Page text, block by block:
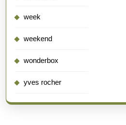
week
weekend
wonderbox
yves rocher